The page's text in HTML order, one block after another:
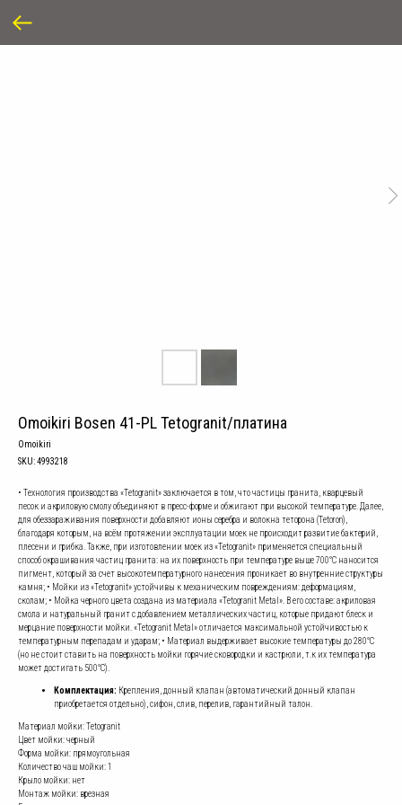
Omoikiri Bosen 41-PL Tetogranit/платина
Omoikiri
SKU:4993218
• Технология производства «Tetogranit» заключается в том, что частицы гранита, кварцевый
песок и акриловую смолу объединяют в пресс-форме и обжигают при высокой температуре. Далее,
для обеззараживания поверхности добавляют ионы серебра и волокна теторона (Tetoron),
благодаря которым, на всём протяжении эксплуатации моек не происходит развитие бактерий,
плесени и грибка. Также, при изготовлении моек из «Tetogranit» применяется специальный
способ окрашивания частиц гранита: на их поверхность при температуре выше 700°С наносится
пигмент, который за счет высокотемпературного нанесения проникает во внутренние структуры
камня; • Мойки из «Tetogranit» устойчивы к механическим повреждениям: деформациям,
сколам; • Мойка черного цвета создана из материала «Tetogranit Metal». В его составе: акриловая
смола и натуральный гранит с добавлением металлических частиц, которые придают блеск и
мерцание поверхности мойки. «Tetogranit Metal» отличается максимальной устойчивостью к
температурным перепадам и ударам; • Материал выдерживает высокие температуры до 280°С
(но не стоит ставить на поверхность мойки горячие сковородки и кастрюли, т.к их температура
может достигать 500°С).
Комплектация: Крепления, донный клапан (автоматический донный клапан
приобретается отдельно), сифон, слив, перелив, гарантийный талон.
Материал мойки: Tetogranit
Цвет мойки: черный
Форма мойки: прямоугольная
Количество чаш мойки: 1
Крыло мойки: нет
Монтаж мойки: врезная